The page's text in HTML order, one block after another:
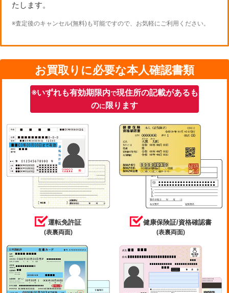
たします。
※査定後のキャンセル(無料)も可能ですので、お気軽にご利用ください。
お買取りに必要な本人確認書類
※いずれも有効期限内で現住所の記載があるも
のに限ります
運転免許証
(表裏両面)
健康保険証/資格確認書
(表裏両面)